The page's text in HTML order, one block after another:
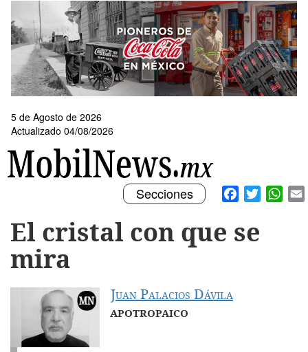
contenido
principal
5 de Agosto de 2026
Actualizado 04/08/2026
Facebook
Twitter
Toggle
navigation
Secciones
El cristal con que se
mira
Juan Palacios Dávila
APOTROPAICO